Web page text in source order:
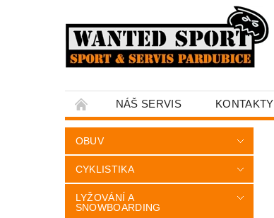
NÁŠ SERVIS KONTAKTY
OBUV
CYKLISTIKA
LYŽOVÁNÍ A
SNOWBOARDING